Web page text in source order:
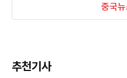
중국
추천기사